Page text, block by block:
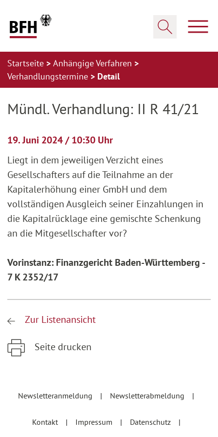
Startseite
Anhängige Verfahren
Verhandlungstermine
Detail
Mündl. Verhandlung: II R 41/21
19. Juni 2024 / 10:30 Uhr
Liegt in dem jeweiligen Verzicht eines
Gesellschafters auf die Teilnahme an der
Kapitalerhöhung einer GmbH und dem
vollständigen Ausgleich seiner Einzahlungen in
die Kapitalrücklage eine gemischte Schenkung
an die Mitgesellschafter vor?
Vorinstanz: Finanzgericht Baden-Württemberg -
7 K 2352/17
Zur Listenansicht
Seite drucken
Newsletteranmeldung
Newsletterabmeldung
Kontakt Impressum Datenschutz